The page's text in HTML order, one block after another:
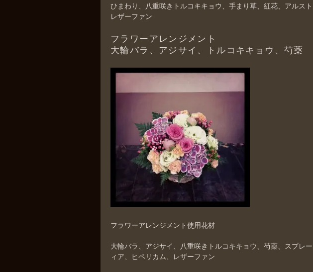
ひまわり、八重咲きトルコキキョウ、手まり草、紅花、アルスト
レザーファン
フラワーアレンジメント
大輪バラ、アジサイ、トルコキキョウ、芍薬
フラワーアレンジメント使用花材
大輪バラ、アジサイ、八重咲きトルコキキョウ、芍薬、スプレ
ィア、ヒペリカム、レザーファン